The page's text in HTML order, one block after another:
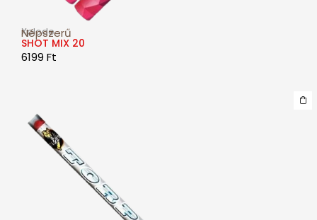
Népszerű
Xplode
SHOT MIX 20
6199 Ft